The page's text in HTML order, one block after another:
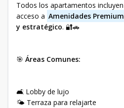
Todos los apartamentos incluyen
acceso a Amenidades Premium
y estratégico. 🔐🚗
🎯 Áreas Comunes:
🛋️ Lobby de lujo
🌤️ Terraza para relajarte